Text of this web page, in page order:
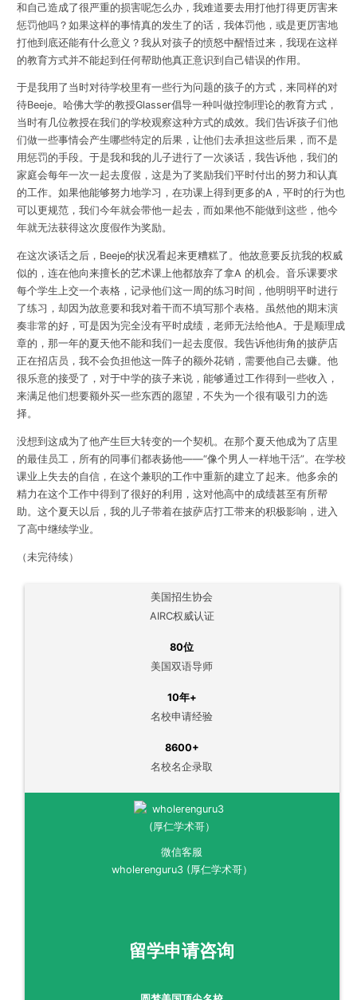
和自己造成了很严重的损害呢怎么办，我难道要去用打他打得更厉害来
惩罚他吗？如果这样的事情真的发生了的话，我体罚他，或是更厉害地
打他到底还能有什么意义？我从对孩子的愤怒中醒悟过来，我现在这样
的教育方式并不能起到任何帮助他真正意识到自己错误的作用。
于是我用了当时对待学校里有一些行为问题的孩子的方式，来同样的对
待Beeje。哈佛大学的教授Glasser倡导一种叫做控制理论的教育方式，
当时有几位教授在我们的学校观察这种方式的成效。我们告诉孩子们他
们做一些事情会产生哪些特定的后果，让他们去承担这些后果，而不是
用惩罚的手段。于是我和我的儿子进行了一次谈话，我告诉他，我们的
家庭会每年一次一起去度假，这是为了奖励我们平时付出的努力和认真
的工作。如果他能够努力地学习，在功课上得到更多的A，平时的行为也
可以更规范，我们今年就会带他一起去，而如果他不能做到这些，他今
年就无法获得这次度假作为奖励。
在这次谈话之后，Beeje的状况看起来更糟糕了。他故意要反抗我的权威
似的，连在他向来擅长的艺术课上他都放弃了拿A 的机会。音乐课要求
每个学生上交一个表格，记录他们这一周的练习时间，他明明平时进行
了练习，却因为故意要和我对着干而不填写那个表格。虽然他的期末演
奏非常的好，可是因为完全没有平时成绩，老师无法给他A。于是顺理成
章的，那一年的夏天他不能和我们一起去度假。我告诉他街角的披萨店
正在招店员，我不会负担他这一阵子的额外花销，需要他自己去赚。他
很乐意的接受了，对于中学的孩子来说，能够通过工作得到一些收入，
来满足他们想要额外买一些东西的愿望，不失为一个很有吸引力的选
择。
没想到这成为了他产生巨大转变的一个契机。在那个夏天他成为了店里
的最佳员工，所有的同事们都表扬他——“像个男人一样地干活”。在学校
课业上失去的自信，在这个兼职的工作中重新的建立了起来。他多余的
精力在这个工作中得到了很好的利用，这对他高中的成绩甚至有所帮
助。这个夏天以后，我的儿子带着在披萨店打工带来的积极影响，进入
了高中继续学业。
（未完待续）
美国招生协会
AIRC权威认证
80位
美国双语导师
10年+
名校申请经验
8600+
名校名企录取
微信客服
wholerenguru3 (厚仁学术哥）
留学申请咨询